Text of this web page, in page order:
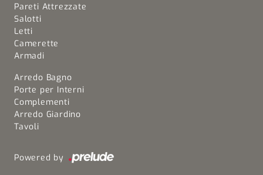
Pareti Attrezzate
Salotti
Letti
Camerette
Armadi
Arredo Bagno
Porte per Interni
Complementi
Arredo Giardino
Tavoli
Powered by